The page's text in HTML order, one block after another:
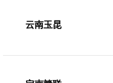
云南玉昆